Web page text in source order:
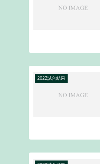
2022試合結果